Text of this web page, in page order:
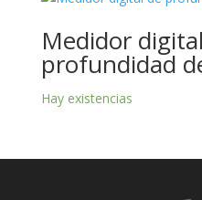
Medidor
profundidad
Hay existencias